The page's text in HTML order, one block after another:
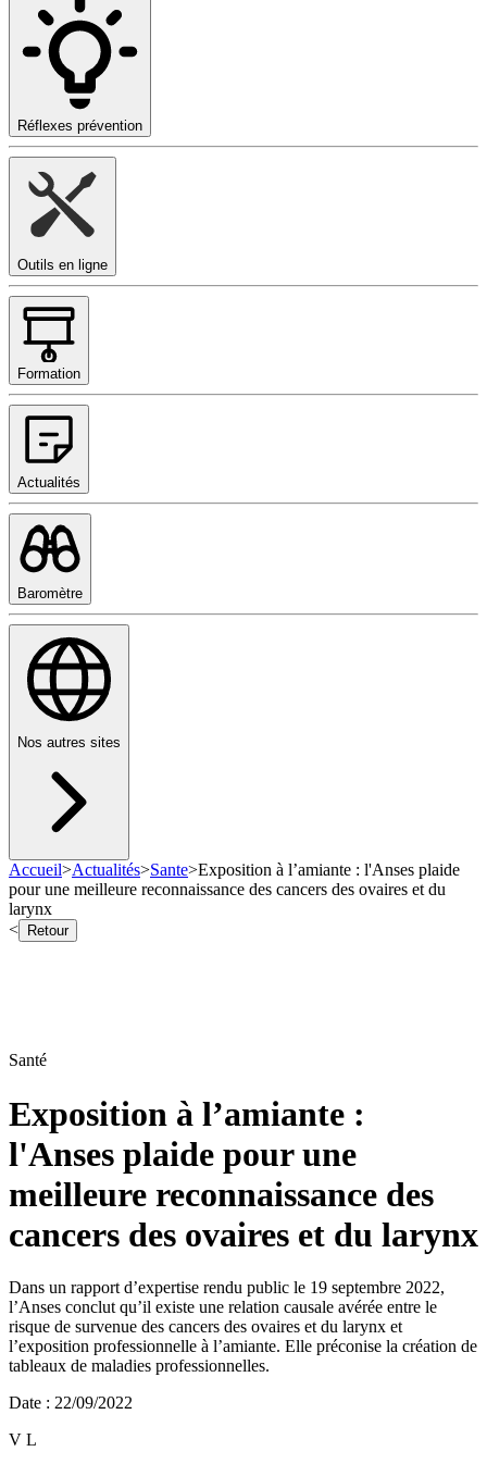
Réflexes prévention
Outils en ligne
Formation
Actualités
Baromètre
Nos autres sites
Accueil>Actualités>Sante>Exposition à l’amiante : l'Anses plaide
pour une meilleure reconnaissance des cancers des ovaires et du
larynx
<
Retour
Santé
Exposition à l’amiante :
l'Anses plaide pour une
meilleure reconnaissance des
cancers des ovaires et du larynx
Dans un rapport d’expertise rendu public le 19 septembre 2022,
l’Anses conclut qu’il existe une relation causale avérée entre le
risque de survenue des cancers des ovaires et du larynx et
l’exposition professionnelle à l’amiante. Elle préconise la création de
tableaux de maladies professionnelles.
Date : 22/09/2022
V L